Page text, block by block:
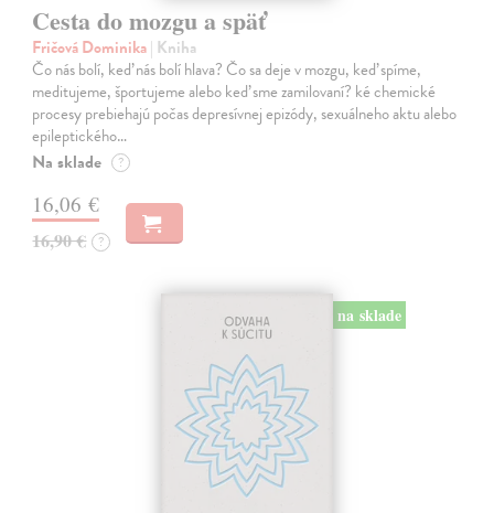
Cesta do mozgu a späť
Fričová Dominika| Kniha
Čo nás bolí, keď nás bolí hlava? Čo sa deje v mozgu, keď spíme,
meditujeme, športujeme alebo keď sme zamilovaní? ké chemické
procesy prebiehajú počas depresívnej epizódy, sexuálneho aktu alebo
epileptického…
Na sklade ?
16,06 €
16,90 € ?
na sklade